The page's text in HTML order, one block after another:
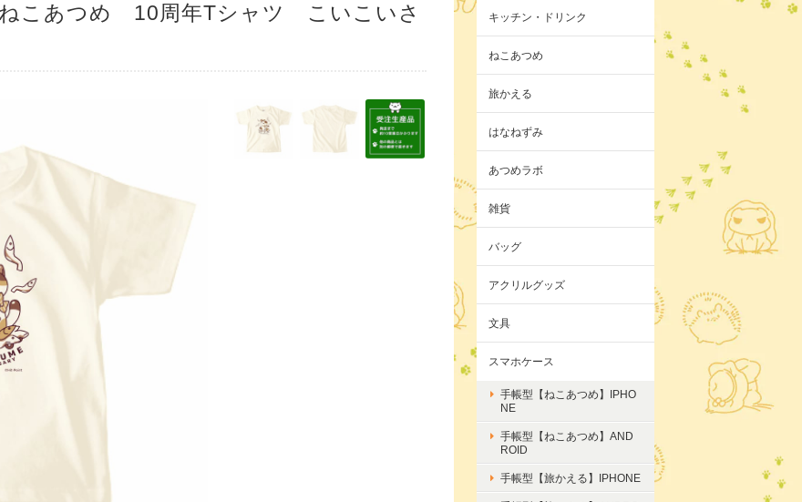
ねこあつめ 10周年Tシャツ こいこいさ
キッチン・ドリンク
ねこあつめ
旅かえる
はなねずみ
あつめラボ
雑貨
バッグ
アクリルグッズ
文具
スマホケース
手帳型【ねこあつめ】IPHO
NE
手帳型【ねこあつめ】AND
ROID
手帳型【旅かえる】IPHONE